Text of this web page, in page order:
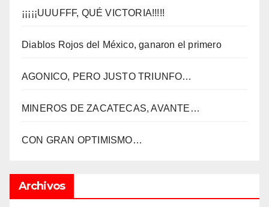
¡¡¡¡¡UUUFFF, QUÉ VICTORIA!!!!!
Diablos Rojos del México, ganaron el primero
AGONICO, PERO JUSTO TRIUNFO…
MINEROS DE ZACATECAS, AVANTE…
CON GRAN OPTIMISMO…
Archivos